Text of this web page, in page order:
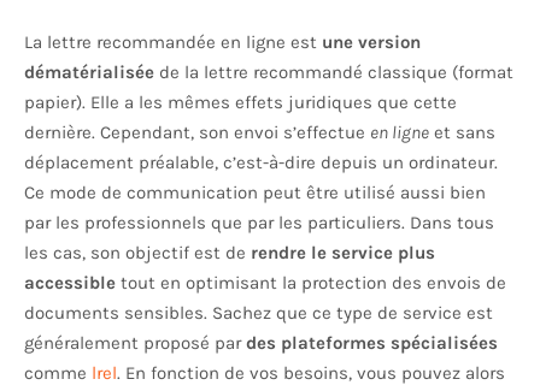
La lettre recommandée en ligne est une version
dématérialisée de la lettre recommandé classique (format
papier). Elle a les mêmes effets juridiques que cette
dernière. Cependant, son envoi s’effectue en ligne et sans
déplacement préalable, c’est-à-dire depuis un ordinateur.
Ce mode de communication peut être utilisé aussi bien
par les professionnels que par les particuliers. Dans tous
les cas, son objectif est de rendre le service plus
accessible tout en optimisant la protection des envois de
documents sensibles. Sachez que ce type de service est
généralement proposé pardes plateformes spécialisées
comme lrel. En fonction de vos besoins, vous pouvez alors